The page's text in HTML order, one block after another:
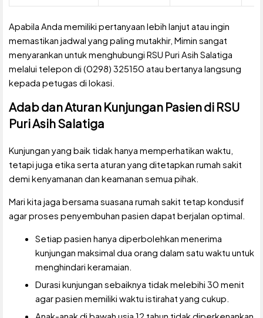
Apabila Anda memiliki pertanyaan lebih lanjut atau ingin
memastikan jadwal yang paling mutakhir, Mimin sangat
menyarankan untuk menghubungi RSU Puri Asih Salatiga
melalui telepon di (0298) 325150 atau bertanya langsung
kepada petugas di lokasi.
Adab dan Aturan Kunjungan Pasien di RSU
Puri Asih Salatiga
Kunjungan yang baik tidak hanya memperhatikan waktu,
tetapi juga etika serta aturan yang ditetapkan rumah sakit
demi kenyamanan dan keamanan semua pihak.
Mari kita jaga bersama suasana rumah sakit tetap kondusif
agar proses penyembuhan pasien dapat berjalan optimal.
Setiap pasien hanya diperbolehkan menerima
kunjungan maksimal dua orang dalam satu waktu untuk
menghindari keramaian.
Durasi kunjungan sebaiknya tidak melebihi 30 menit
agar pasien memiliki waktu istirahat yang cukup.